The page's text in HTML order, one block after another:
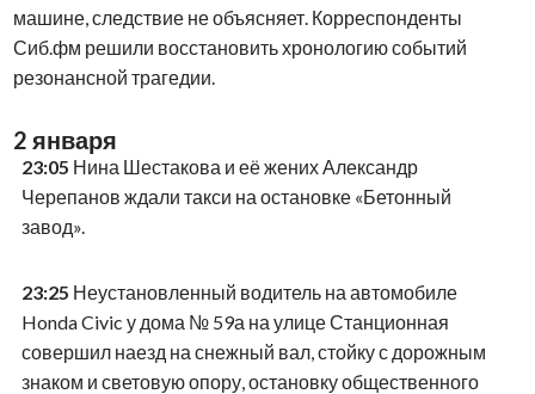
машине, следствие не объясняет. Корреспонденты
Сиб.фм решили восстановить хронологию событий
резонансной трагедии.
2 января
23:05 Нина Шестакова и её жених Александр
Черепанов ждали такси на остановке «Бетонный
завод».
23:25 Неустановленный водитель на автомобиле
Honda Civic у дома № 59а на улице Станционная
совершил наезд на снежный вал, стойку с дорожным
знаком и световую опору, остановку общественного